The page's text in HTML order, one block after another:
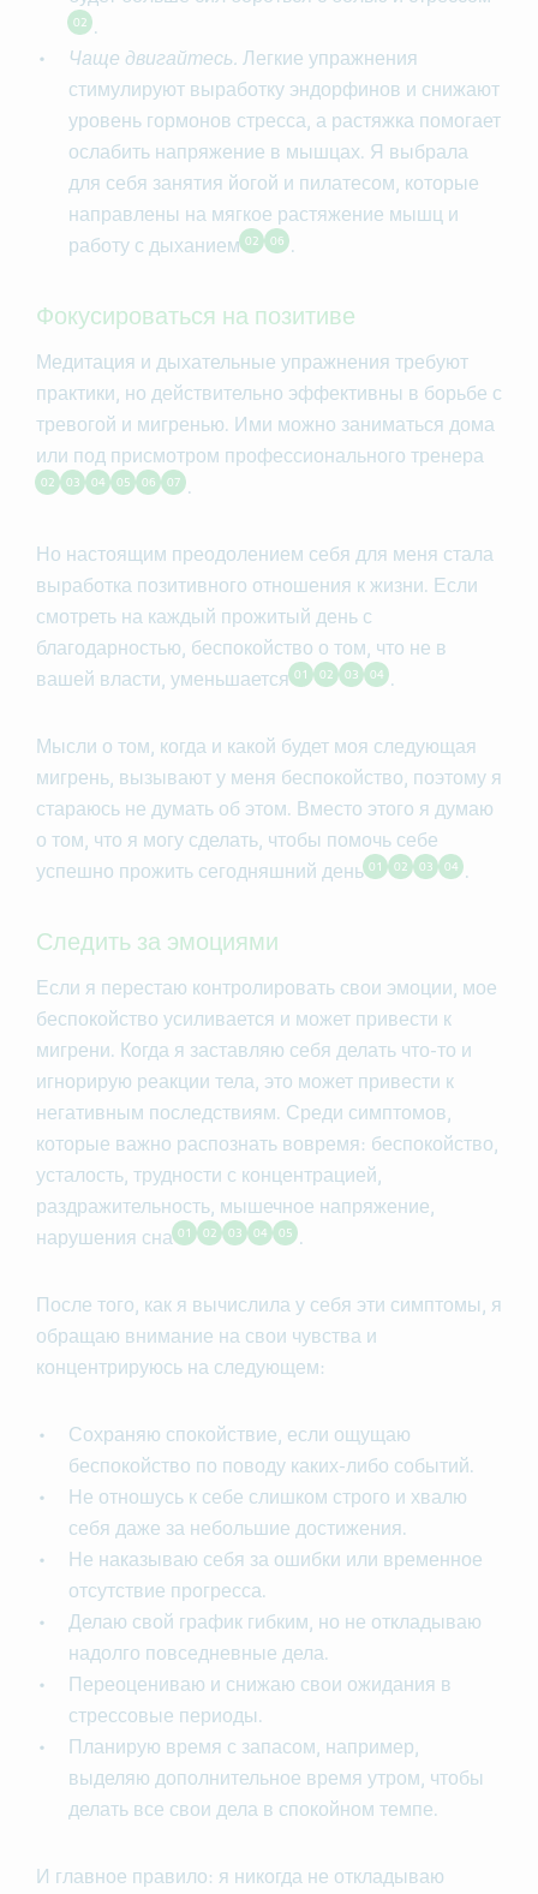
02 .
Чаще двигайтесь.Легкие упражнения
стимулируют выработку эндорфинов и снижают
уровень гормонов стресса, а растяжка помогает
ослабить напряжение в мышцах. Я выбрала
для себя занятия йогой и пилатесом, которые
направлены на мягкое растяжение мышц и
работу с дыханием 02 06 .
Фокусироваться на позитиве
Медитация и дыхательные упражнения требуют
практики, но действительно эффективны в борьбе с
тревогой и мигренью. Ими можно заниматься дома
или под присмотром профессионального тренера
02 03 04 05 06 07 .
Но настоящим преодолением себя для меня стала
выработка позитивного отношения к жизни. Если
смотреть на каждый прожитый день с
благодарностью, беспокойство о том, что не в
вашей власти, уменьшается 01 02 03 04 .
Мысли о том, когда и какой будет моя следующая
мигрень, вызывают у меня беспокойство, поэтому я
стараюсь не думать об этом. Вместо этого я думаю
о том, что я могу сделать, чтобы помочь себе
успешно прожить сегодняшний день 01 02 03 04 .
Следить за эмоциями
Если я перестаю контролировать свои эмоции, мое
беспокойство усиливается и может привести к
мигрени. Когда я заставляю себя делать что-то и
игнорирую реакции тела, это может привести к
негативным последствиям. Среди симптомов,
которые важно распознать вовремя: беспокойство,
усталость, трудности с концентрацией,
раздражительность, мышечное напряжение,
нарушения сна 01 02 03 04 05 .
После того, как я вычислила у себя эти симптомы, я
обращаю внимание на свои чувства и
концентрируюсь на следующем:
Сохраняю спокойствие, если ощущаю
беспокойство по поводу каких-либо событий.
Не отношусь к себе слишком строго и хвалю
себя даже за небольшие достижения.
Не наказываю себя за ошибки или временное
отсутствие прогресса.
Делаю свой график гибким, но не откладываю
надолго повседневные дела.
Переоцениваю и снижаю свои ожидания в
стрессовые периоды.
Планирую время с запасом, например,
выделяю дополнительное время утром, чтобы
делать все свои дела в спокойном темпе.
И главное правило: я никогда не откладываю